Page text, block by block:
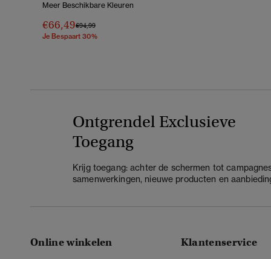
Meer Beschikbare Kleuren
€66,49Prijs Verlaagd Van
€94,99Naar
Je Bespaart 30%
Ontgrendel Exclusieve
Toegang
Krijg toegang: achter de schermen tot
samenwerkingen, nieuwe producten en
Online winkelen Klantenservice